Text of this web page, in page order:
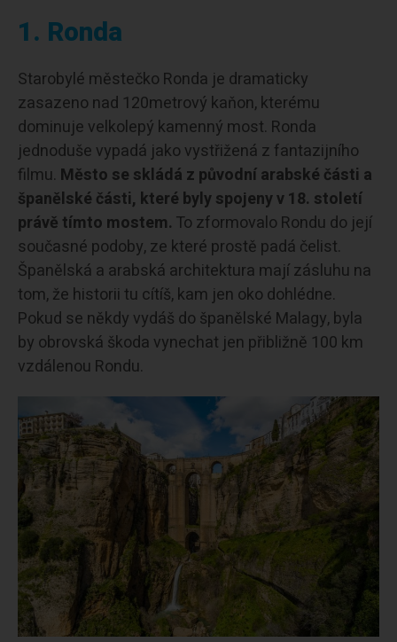
1. Ronda
Starobylé městečko Ronda je dramaticky
zasazeno nad 120metrový kaňon, kterému
dominuje velkolepý kamenný most. Ronda
jednoduše vypadá jako vystřižená z fantazijního
filmu. Město se skládá z původní arabské části a
španělské části, které byly spojeny v 18. století
právě tímto mostem. To zformovalo Rondu do její
současné podoby, ze které prostě padá čelist.
Španělská a arabská architektura mají zásluhu na
tom, že historii tu cítíš, kam jen oko dohlédne.
Pokud se někdy vydáš do španělské Malagy, byla
by obrovská škoda vynechat jen přibližně 100 km
vzdálenou Rondu.